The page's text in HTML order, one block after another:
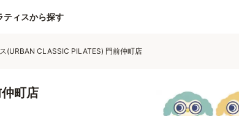
ティスから探す
(URBAN CLASSIC PILATES) 門前仲町店
町店